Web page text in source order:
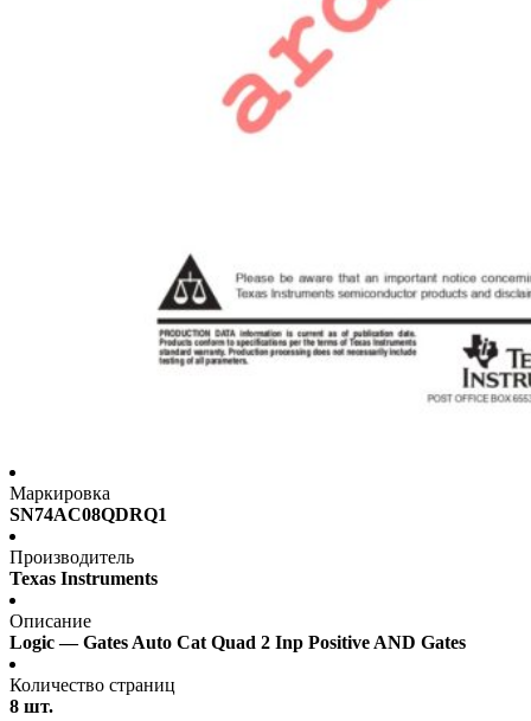
Маркировка
SN74AC08QDRQ1
Производитель
Texas Instruments
Описание
Logic — Gates Auto Cat Quad 2 Inp Positive AND Gates
Количество страниц
8 шт.